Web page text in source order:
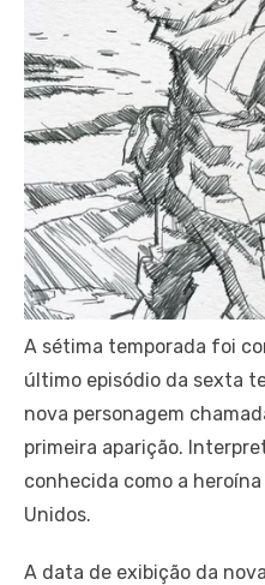
A sétima temporada foi
último episódio da sexta
nova personagem
primeira aparição.
conhecida como a
Unidos.
A data de exibição da